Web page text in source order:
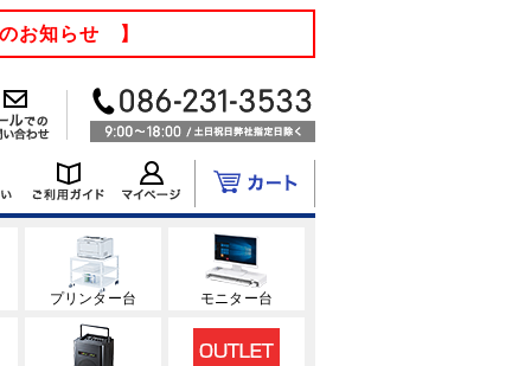
お知らせ 】
プリンター台 モニター台